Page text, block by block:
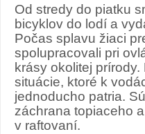
Od stredy do piatku
bicyklov do lodí a
Počas splavu žiaci
spolupracovali pri
krásy okolitej
situácie, ktoré k
jednoducho patria.
záchrana topiaceho
v raftovaní.